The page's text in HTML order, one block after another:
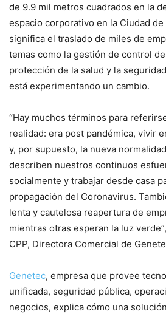
de 9.9 mil metros cuadrados en la
espacio corporativo en la Ciudad
significa el traslado de miles de
temas como la gestión de control
protección de la salud y la
está experimentando un cambio.
“Hay muchos términos para
realidad: era post pandémica, vivir
y, por supuesto, la nueva
describen nuestros continuos
socialmente y trabajar desde casa
propagación del Coronavirus.
lenta y cautelosa reapertura de
mientras otras esperan la luz
CPP, Directora Comercial de
Genetec, empresa que provee
unificada, seguridad pública,
negocios, explica cómo una